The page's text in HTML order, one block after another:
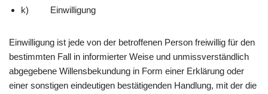
k) Einwilligung
Einwilligung ist jede von der betroffenen Person freiwillig für den
bestimmten Fall in informierter Weise und unmissverständlich
abgegebene Willensbekundung in Form einer Erklärung oder
einer sonstigen eindeutigen bestätigenden Handlung, mit der die